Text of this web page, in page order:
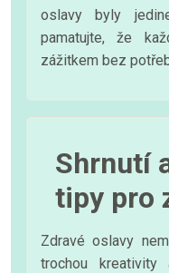
oslavy byly
pamatujte, že
zážitkem bez
Shrnutí
tipy pro
Zdravé oslavy
trochou kreativity